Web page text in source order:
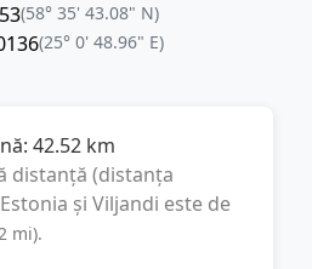
(58° 35' 43.08" N)
(25° 0' 48.96" E)
42.52 km
distanță (distanța
Estonia și Viljandi este de
mi).